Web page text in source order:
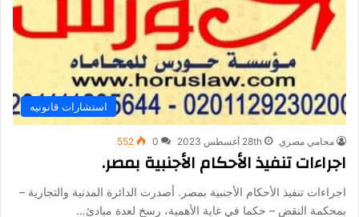
استشارات قانونيه
محامي مصري 28th أغسطس 2023 0
552
اجراءات تنفيذ الأحكام الأجنبية بمصر.
اجراءات تنفيذ الأحكام الأجنبية بمصر. أصدرت الدائرة المدنية والتجارية –
بمحكمة النقض – حكما في غاية الأهمية، رسخ لعدة مبادئ…